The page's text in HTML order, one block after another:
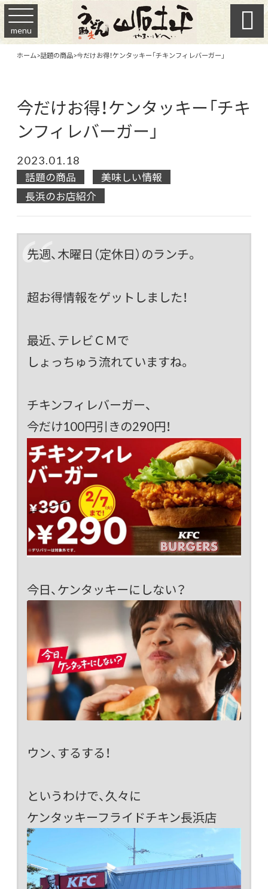
menu 
ホーム>話題の商品>今だけお得！ケンタッキー「チキンフィレバーガー」
今だけお得！ケンタッキー「チキ
ンフィレバーガー」
2023.01.18
話題の商品
美味しい情報
長浜のお店紹介
先週、木曜日（定休日）のランチ。
超お得情報をゲットしました！
最近、テレビＣＭで
しょっちゅう流れていますね。
チキンフィレバーガー、
今だけ100円引きの290円！
今日、ケンタッキーにしない？
ウン、するする！
というわけで、久々に
ケンタッキーフライドチキン長浜店